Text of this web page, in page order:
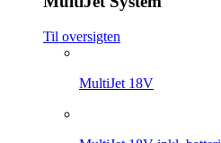
Til oversigten
MultiJet 18V